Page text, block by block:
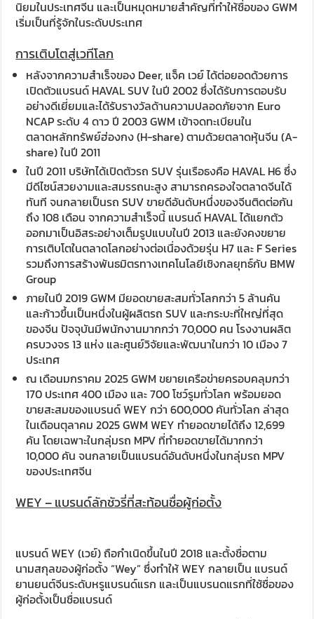
นิยมในประเทศจีน และเป็นหมุดหมายสำคัญที่ทำให้ชื่อของ GWM
เริ่มเป็นที่รู้จักในระดับประเทศ
การเติบโตสู่เวทีโลก
หลังจากความสำเร็จของ Deer, แจ็ค เวย์ ได้ต่อยอดด้วยการ
เปิดตัวแบรนด์ HAVAL SUV ในปี 2002 ซึ่งได้รับการตอบรับ
อย่างดีเยี่ยมและได้รับรางวัลด้านความปลอดภัยจาก Euro
NCAP ระดับ 4 ดาว ปี 2003 GWM เข้าจดทะเบียนใน
ตลาดหลักทรัพย์ฮ่องกง (H-share) ตามด้วยตลาดหุ้นจีน (A-
share) ในปี 2011
ในปี 2011 บริษัทได้เปิดตัวรถ SUV รุ่นเรือธงคือ HAVAL H6 ซึ่ง
มีดีไซน์สวยงามและสมรรถนะสูง สามารถครองใจตลาดจีนได้
ทันที จนกลายเป็นรถ SUV ขายดีอันดับหนึ่งของจีนติดต่อกัน
ถึง 108 เดือน จากความสำเร็จนี้ แบรนด์ HAVAL ได้แยกตัว
ออกมาเป็นอิสระอย่างเต็มรูปแบบในปี 2013 และยังคงขยาย
การเติบโตในตลาดโลกอย่างต่อเนื่องด้วยรุ่น H7 และ F Series
รวมถึงการสร้างพันธมิตรทางเทคโนโลยีเชิงกลยุทธ์กับ BMW
Group
ภายในปี 2019 GWM มียอดขายสะสมทั่วโลกกว่า 5 ล้านคัน
และก้าวขึ้นเป็นหนึ่งในผู้ผลิตรถ SUV และกระบะที่ใหญ่ที่สุด
ของจีน ปัจจุบันมีพนักงานมากกว่า 70,000 คน โรงงานผลิต
ครบวงจร 13 แห่ง และศูนย์วิจัยและพัฒนาในกว่า 10 เมือง 7
ประเทศ
ณ เดือนมกราคม 2025 GWM ขยายเครือข่ายครอบคลุมกว่า
170 ประเทศ​ 400 เมือง และ 700 โชว์รูมทั่วโลก พร้อมยอด
ขายสะสมของแบรนด์ WEY กว่า 600,000 คันทั่วโลก ล่าสุด
ในเดือนตุลาคม 2025 GWM WEY ทำยอดขายได้ถึง 12,699
คัน โดยเฉพาะในกลุ่มรถ MPV ที่ทำยอดขายได้มากกว่า
10,000 คัน จนกลายเป็นแบรนด์อันดับหนึ่งในกลุ่มรถ MPV
ของประเทศจีน
WEY – แบรนด์ลักชัวรี่ที่สะท้อนชื่อผู้ก่อตั้ง
แบรนด์ WEY (เวย์) ถือกำเนิดขึ้นในปี 2018 และตั้งชื่อตาม
นามสกุลของผู้ก่อตั้ง “Wey” ซึ่งทำให้ WEY กลายเป็น แบรนด์
ยานยนต์จีนระดับหรูแบรนด์แรก และเป็นแบรนดแรกที่ใช้ชื่อของ
ผู้ก่อตั้งเป็นชื่อแบรนด์